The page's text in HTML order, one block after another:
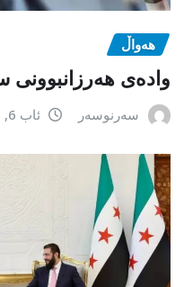
هەواڵ
وادەی هەرزانبوونی
سەرنوسەر ئاب 6, 2026